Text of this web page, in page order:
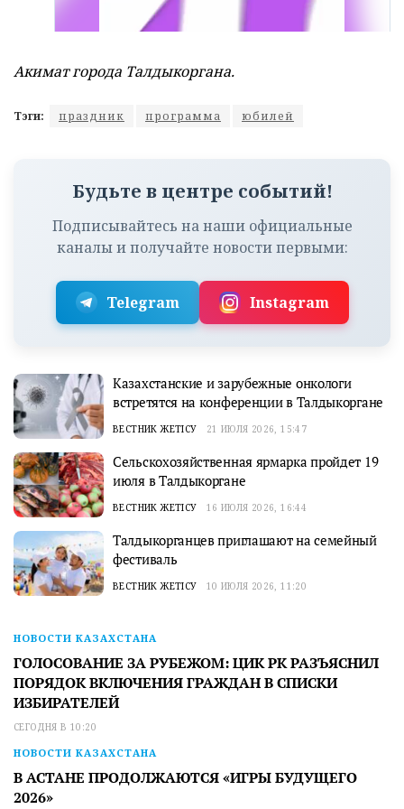
Акимат города Талдыкоргана.
Тэги: праздник программа юбилей
Будьте в центре событий!
Подписывайтесь на наши официальные
каналы и получайте новости первыми:
Telegram Instagram
Казахстанские и зарубежные онкологи
встретятся на конференции в Талдыкоргане
ВЕСТНИК ЖЕТІСУ 21 ИЮЛЯ 2026, 15:47
Сельскохозяйственная ярмарка пройдет 19
июля в Талдыкоргане
ВЕСТНИК ЖЕТІСУ 16 ИЮЛЯ 2026, 16:44
Талдыкорганцев приглашают на семейный
фестиваль
ВЕСТНИК ЖЕТІСУ 10 ИЮЛЯ 2026, 11:20
НОВОСТИ КАЗАХСТАНА
ГОЛОСОВАНИЕ ЗА РУБЕЖОМ: ЦИК РК РАЗЪЯСНИЛ
ПОРЯДОК ВКЛЮЧЕНИЯ ГРАЖДАН В СПИСКИ
ИЗБИРАТЕЛЕЙ
СЕГОДНЯ В 10:20
НОВОСТИ КАЗАХСТАНА
В АСТАНЕ ПРОДОЛЖАЮТСЯ «ИГРЫ БУДУЩЕГО
2026»